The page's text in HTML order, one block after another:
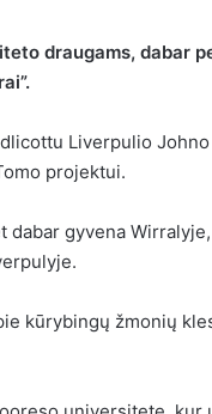
draugams, dabar
Liverpulio
projektui.
dabar gyvena
kūrybingų žmonių